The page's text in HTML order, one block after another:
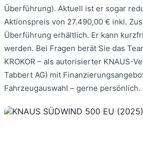
Überführung). Aktuell ist er sogar
Aktionspreis von 27.490,00 € inkl.
Überführung erhältlich. Er kann
werden. Bei Fragen berät Sie das
KROKOR – als autorisierter KNAUS-
Tabbert AG) mit
Fahrzeugauswahl – gerne persönlich.